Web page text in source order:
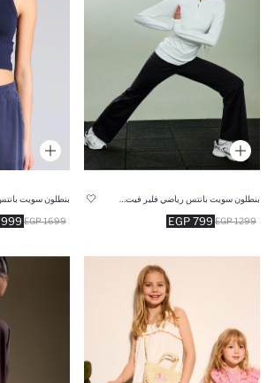
799 EGP 1299 EGP
999 EGP 1699 EGP